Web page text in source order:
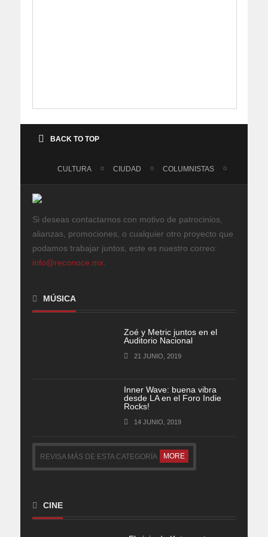
BACK TO TOP
CULTURA CIUDAD COLUMNISTAS
Si deseas contactarnos con motivo de patrocinios,
alianzas, promociones, o cualquier otro proyecto que
podamos trabajar juntos, este es nuestro correo:
info@reconoce.mx.
MÚSICA
Zoé y Metric juntos en el
Auditorio Nacional
21 JUNIO, 2019
Inner Wave: buena vibra
desde LA en el Foro Indie
Rocks!
14 JUNIO, 2019
REVISA MÁS DE ESTA CATEGORÍA MORE
CINE